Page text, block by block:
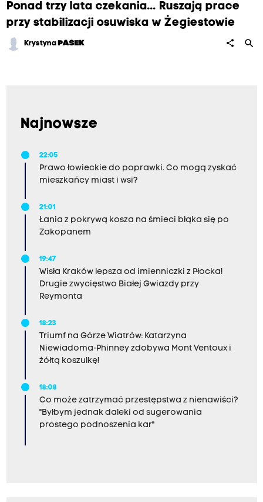
Ponad trzy lata czekania... Ruszają prace
przy stabilizacji osuwiska w Żegiestowie
Krystyna PASEK share search
Najnowsze
22:05
Prawo łowieckie do poprawki. Co mogą zyskać
mieszkańcy miast i wsi?
21:01
Łania z pokrywą kosza na śmieci błąka się po
Zakopanem
19:47
Wisła Kraków lepsza od imienniczki z Płocka!
Drugie zwycięstwo Białej Gwiazdy przy
Reymonta
18:23
Triumf na Górze Wiatrów: Katarzyna
Niewiadoma-Phinney zdobywa Mont Ventoux i
żółtą koszulkę!
18:08
Co może zatrzymać przestępstwa z nienawiści?
"Byłbym jednak daleki od sugerowania
prostego podnoszenia kar"